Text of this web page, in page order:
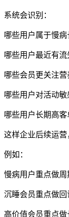
系统会识别：
哪些用户属于慢病
哪些用户最近有流
哪些会员更关注营
哪些用户对活动敏
哪些用户长期高客
这样企业后续运营
例如：
慢病用户重点做周
沉睡会员重点做回
高价值会员重点做